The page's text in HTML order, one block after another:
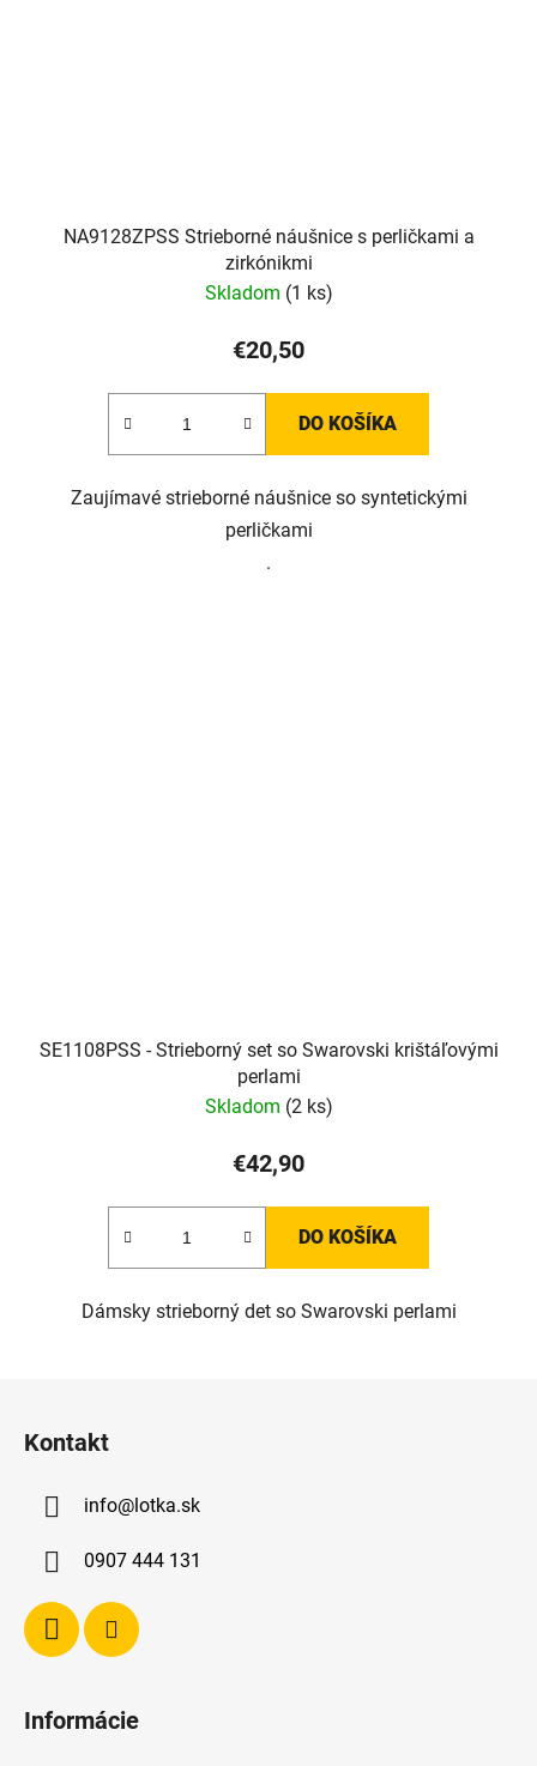
NA9128ZPSS Strieborné náušnice s perličkami a
zirkónikmi
Skladom (1 ks)
€20,50
DO KOŠÍKA
Zaujímavé strieborné náušnice so syntetickými
perličkami
.
SE1108PSS - Strieborný set so Swarovski krištáľovými
perlami
Skladom (2 ks)
€42,90
DO KOŠÍKA
Dámsky strieborný det so Swarovski perlami
Kontakt
info@lotka.sk
0907 444 131
Informácie